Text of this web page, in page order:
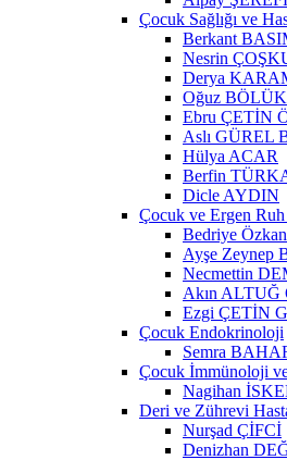
Çocuk Sağlığı ve
Berkant
Nesrin
Derya
Oğuz BÖLÜK
Ebru ÇETİN
Aslı GÜREL
Hülya ACAR
Berfin
Dicle AYDIN
Çocuk ve Ergen Ruh
Bedriye
Ayşe Zeynep
Necmettin
Akın
Ezgi ÇETİN
Çocuk Endokrinoloji
Semra
Çocuk İmmünoloji
Nagihan
Deri ve Zührevi
Nurşad ÇİFCİ
Denizhan